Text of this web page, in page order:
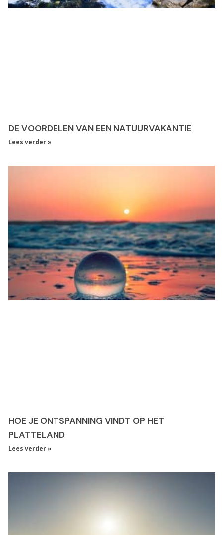
DE VOORDELEN VAN EEN NATUURVAKANTIE
Lees verder »
HOE JE ONTSPANNING VINDT OP HET
PLATTELAND
Lees verder »